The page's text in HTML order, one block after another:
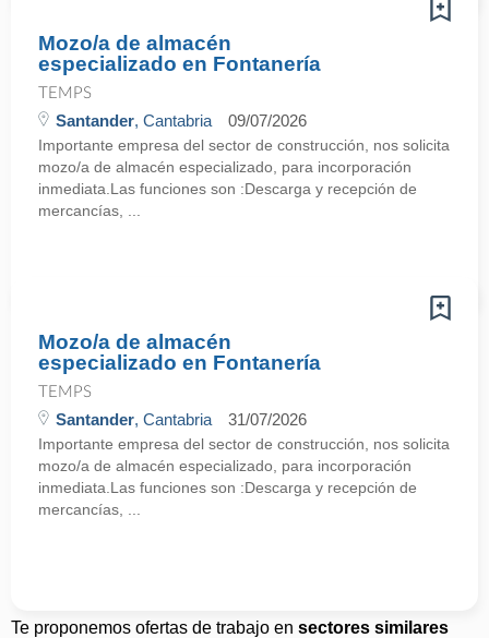
Mozo/a de almacén
especializado en Fontanería
TEMPS
Santander, Cantabria 09/07/2026
Importante empresa del sector de construcción, nos solicita
mozo/a de almacén especializado, para incorporación
inmediata.Las funciones son :Descarga y recepción de
mercancías, ...
Mozo/a de almacén
especializado en Fontanería
TEMPS
Santander, Cantabria 31/07/2026
Importante empresa del sector de construcción, nos solicita
mozo/a de almacén especializado, para incorporación
inmediata.Las funciones son :Descarga y recepción de
mercancías, ...
Te proponemos ofertas de trabajo en sectores similares